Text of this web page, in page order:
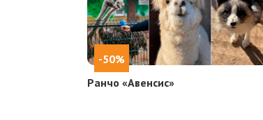
-50%
Ранчо «Авенсис»